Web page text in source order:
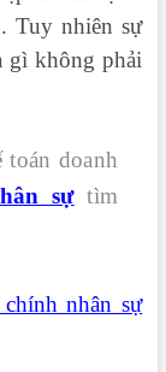
Tuy nhiên sự
gì không phải
toán doanh
sự tìm
nhân sự